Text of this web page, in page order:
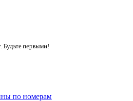
Будьте первыми!
по номерам